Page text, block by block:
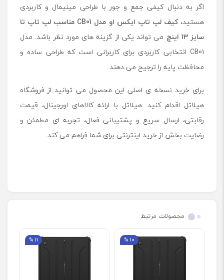
اگر به دنبال کیفی جمع ‌و جور با طراحی مینیمال و کاربردی
هستید،کیف لپ تاپ ایکس او مدل CB01 مناسب لپ تاپ تا
سایز 13 اینچ
می ‌تواند یکی از گزینه ‌های مورد نظر باشد. مدل
CB01 انتخابی کاربردی برای کاربرانی است که طراحی ساده و
محافظت پایه را ترجیح می‌ دهند.
برای خرید نسخه ی اصلی این محصول می توانید از فروشگاه
هیلاتل اقدام کنید. هیلاتل با ارائه کالاهای اورجینال، قیمت
رقابتی، ارسال سریع و پشتیبانی فعال، تجربه ای مطمئن و
رضایت بخش از خرید اینترنتی برای شما فراهم می کند.
محصولات مرتبط
10 %
11 %